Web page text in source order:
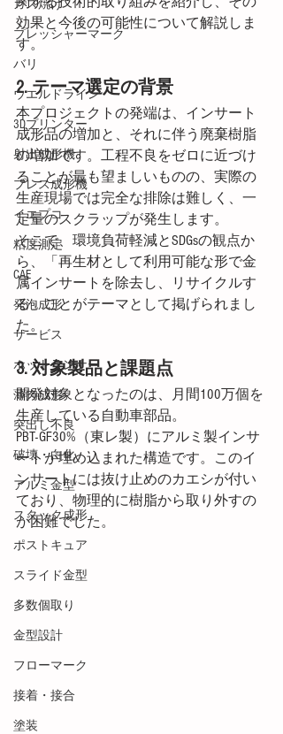
ガス焼け
プレッシャーマーク
バリ
ウエルドライン
3Dプリンター
射出成形機
プレス成形機
イエプコ
粘度測定
CAE
発泡成形
サービス
ホットランナー
薄肉成形
突出し不良
破壊・白化
アルミ金型
スタック成形
ポストキュア
スライド金型
多数個取り
金型設計
フローマーク
接着・接合
塗装
効果と今後の可能性について解説しま
す。
2. テーマ選定の背景
本プロジェクトの発端は、インサート
成形品の増加と、それに伴う廃棄樹脂
の増加です。工程不良をゼロに近づけ
ることが最も望ましいものの、実際の
生産現場では完全な排除は難しく、一
定量のスクラップが発生します。
そこで、環境負荷軽減とSDGsの観点か
ら、「再生材として利用可能な形で金
属インサートを除去し、リサイクルす
る」ことがテーマとして掲げられまし
た。
3. 対象製品と課題点
開発対象となったのは、月間100万個を
生産している自動車部品。
PBT-GF30%（東レ製）にアルミ製インサ
ートが埋め込まれた構造です。このイ
ンサートには抜け止めのカエシが付い
ており、物理的に樹脂から取り外すの
が困難でした。